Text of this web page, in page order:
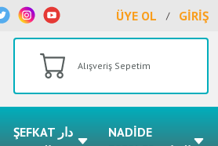
ÜYE OL / GİRİŞ
Alışveriş Sepetim
ŞEFKAT دار
NADİDE